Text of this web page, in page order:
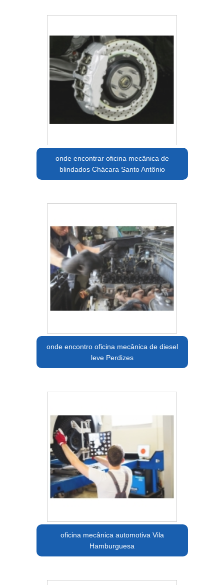
onde encontrar oficina mecânica de
blindados Chácara Santo Antônio
onde encontro oficina mecânica de diesel
leve Perdizes
oficina mecânica automotiva Vila
Hamburguesa